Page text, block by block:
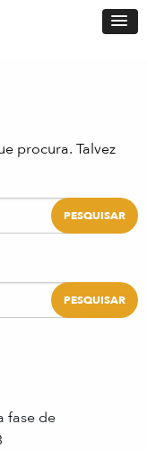
procura. Talvez
fase de